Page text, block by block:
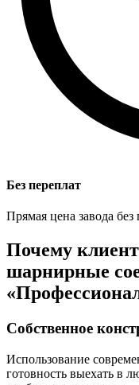
Без переплат
Прямая цена завода без
Почему
шарнирные
Собственное
Использование
готовность выехать в